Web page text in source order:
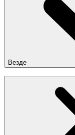
Везде